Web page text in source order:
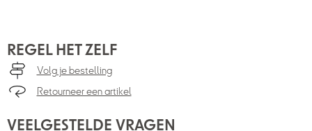
REGEL HET ZELF
Volg je bestelling
Retourneer een artikel
VEELGESTELDE VRAGEN